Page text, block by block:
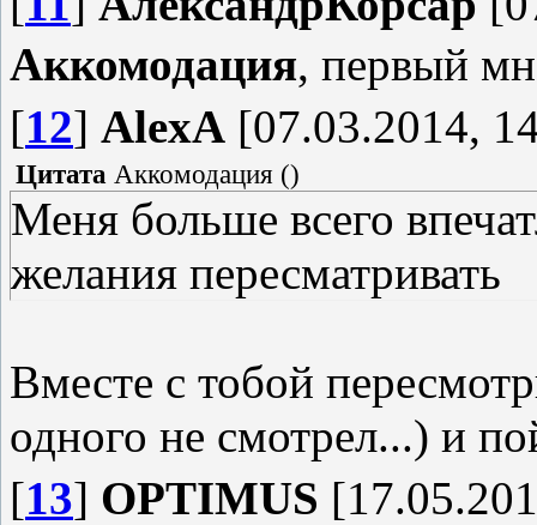
Аккомодация, первый
[12] AlexA [07.03.2014,
Цитата Аккомодация ()
Меня больше всего
желания пересматривать
Вместе с тобой
одного не смотрел...) и
[13] OPTIMUS